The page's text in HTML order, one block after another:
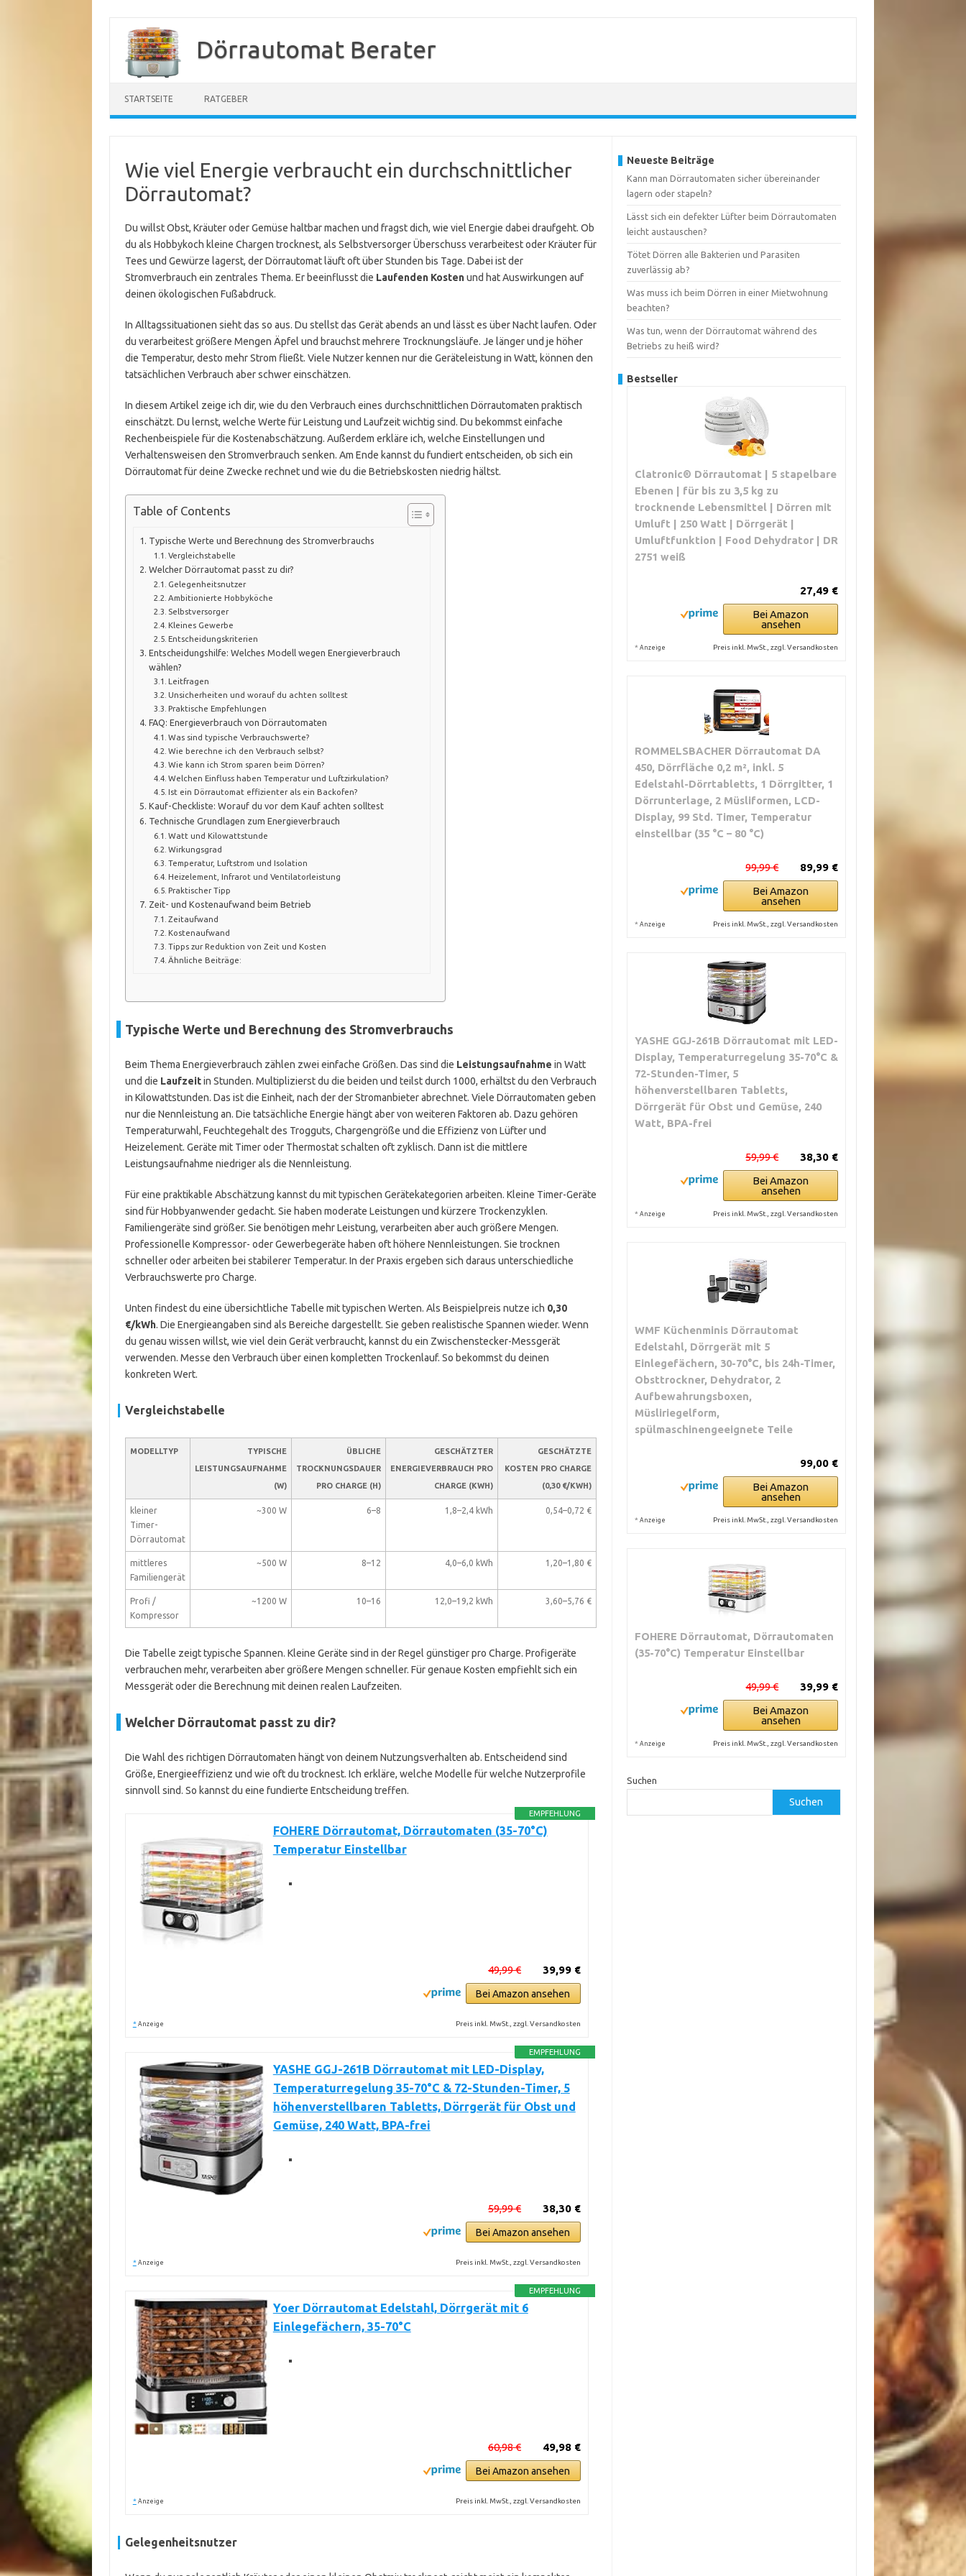
Inhalt
springen
Dörrautomat Berater
STARTSEITE RATGEBER
Wie viel Energie verbraucht ein durchschnittlicher
Dörrautomat?
Du willst Obst, Kräuter oder Gemüse haltbar machen und fragst dich, wie viel Energie dabei draufgeht. Ob
du als Hobbykoch kleine Chargen trocknest, als Selbstversorger Überschuss verarbeitest oder Kräuter für
Tees und Gewürze lagerst, der Dörrautomat läuft oft über Stunden bis Tage. Dabei ist der
Stromverbrauch ein zentrales Thema. Er beeinflusst die Laufenden Kostenund hat Auswirkungen auf
deinen ökologischen Fußabdruck.
In Alltagssituationen sieht das so aus. Du stellst das Gerät abends an und lässt es über Nacht laufen. Oder
du verarbeitest größere Mengen Äpfel und brauchst mehrere Trocknungsläufe. Je länger und je höher
die Temperatur, desto mehr Strom fließt. Viele Nutzer kennen nur die Geräteleistung in Watt, können den
tatsächlichen Verbrauch aber schwer einschätzen.
In diesem Artikel zeige ich dir, wie du den Verbrauch eines durchschnittlichen Dörrautomaten praktisch
einschätzt. Du lernst, welche Werte für Leistung und Laufzeit wichtig sind. Du bekommst einfache
Rechenbeispiele für die Kostenabschätzung. Außerdem erkläre ich, welche Einstellungen und
Verhaltensweisen den Stromverbrauch senken. Am Ende kannst du fundiert entscheiden, ob sich ein
Dörrautomat für deine Zwecke rechnet und wie du die Betriebskosten niedrig hältst.
Table of Contents
Typische Werte und Berechnung des Stromverbrauchs
Vergleichstabelle
Welcher Dörrautomat passt zu dir?
Gelegenheitsnutzer
Ambitionierte Hobbyköche
Selbstversorger
Kleines Gewerbe
Entscheidungskriterien
Entscheidungshilfe: Welches Modell wegen Energieverbrauch
wählen?
Leitfragen
Unsicherheiten und worauf du achten solltest
Praktische Empfehlungen
FAQ: Energieverbrauch von Dörrautomaten
Was sind typische Verbrauchswerte?
Wie berechne ich den Verbrauch selbst?
Wie kann ich Strom sparen beim Dörren?
Welchen Einfluss haben Temperatur und Luftzirkulation?
Ist ein Dörrautomat effizienter als ein Backofen?
Kauf-Checkliste: Worauf du vor dem Kauf achten solltest
Technische Grundlagen zum Energieverbrauch
Watt und Kilowattstunde
Wirkungsgrad
Temperatur, Luftstrom und Isolation
Heizelement, Infrarot und Ventilatorleistung
Praktischer Tipp
Zeit- und Kostenaufwand beim Betrieb
Zeitaufwand
Kostenaufwand
Tipps zur Reduktion von Zeit und Kosten
Ähnliche Beiträge:
Typische Werte und Berechnung des Stromverbrauchs
Beim Thema Energieverbrauch zählen zwei einfache Größen. Das sind die Leistungsaufnahme in Watt
und die Laufzeitin Stunden. Multiplizierst du die beiden und teilst durch 1000, erhältst du den Verbrauch
in Kilowattstunden. Das ist die Einheit, nach der der Stromanbieter abrechnet. Viele Dörrautomaten geben
nur die Nennleistung an. Die tatsächliche Energie hängt aber von weiteren Faktoren ab. Dazu gehören
Temperaturwahl, Feuchtegehalt des Trogguts, Chargengröße und die Effizienz von Lüfter und
Heizelement. Geräte mit Timer oder Thermostat schalten oft zyklisch. Dann ist die mittlere
Leistungsaufnahme niedriger als die Nennleistung.
Für eine praktikable Abschätzung kannst du mit typischen Gerätekategorien arbeiten. Kleine Timer-Geräte
sind für Hobbyanwender gedacht. Sie haben moderate Leistungen und kürzere Trockenzyklen.
Familiengeräte sind größer. Sie benötigen mehr Leistung, verarbeiten aber auch größere Mengen.
Professionelle Kompressor- oder Gewerbegeräte haben oft höhere Nennleistungen. Sie trocknen
schneller oder arbeiten bei stabilerer Temperatur. In der Praxis ergeben sich daraus unterschiedliche
Verbrauchswerte pro Charge.
Unten findest du eine übersichtliche Tabelle mit typischen Werten. Als Beispielpreis nutze ich 0,30
€/kWh. Die Energieangaben sind als Bereiche dargestellt. Sie geben realistische Spannen wieder. Wenn
du genau wissen willst, wie viel dein Gerät verbraucht, kannst du ein Zwischenstecker-Messgerät
verwenden. Messe den Verbrauch über einen kompletten Trockenlauf. So bekommst du deinen
konkreten Wert.
Vergleichstabelle
MODELLTYP
TYPISCHE
LEISTUNGSAUFNAHME
(W)
ÜBLICHE
TROCKNUNGSDAUER
PRO CHARGE (H)
GESCHÄTZTER
ENERGIEVERBRAUCH PRO
CHARGE (KWH)
GESCHÄTZTE
KOSTEN PRO CHARGE
(0,30 €/KWH)
kleiner
Timer-
Dörrautomat
~300 W 6–8 1,8–2,4 kWh 0,54–0,72 €
mittleres
Familiengerät
~500 W 8–12 4,0–6,0 kWh 1,20–1,80 €
Profi /
Kompressor
~1200 W 10–16 12,0–19,2 kWh 3,60–5,76 €
Die Tabelle zeigt typische Spannen. Kleine Geräte sind in der Regel günstiger pro Charge. Profigeräte
verbrauchen mehr, verarbeiten aber größere Mengen schneller. Für genaue Kosten empfiehlt sich ein
Messgerät oder die Berechnung mit deinen realen Laufzeiten.
Welcher Dörrautomat passt zu dir?
Die Wahl des richtigen Dörrautomaten hängt von deinem Nutzungsverhalten ab. Entscheidend sind
Größe, Energieeffizienz und wie oft du trocknest. Ich erkläre, welche Modelle für welche Nutzerprofile
sinnvoll sind. So kannst du eine fundierte Entscheidung treffen.
EMPFEHLUNG
FOHERE Dörrautomat, Dörrautomaten (35-70°C)
Temperatur Einstellbar
39,99 €
49,99 €
Bei Amazon ansehen
* Anzeige Preis inkl. MwSt., zzgl. Versandkosten
EMPFEHLUNG
YASHE GGJ-261B Dörrautomat mit LED-Display,
Temperaturregelung 35-70°C & 72-Stunden-Timer, 5
höhenverstellbaren Tabletts, Dörrgerät für Obst und
Gemüse, 240 Watt, BPA-frei
38,30 €
59,99 €
Bei Amazon ansehen
* Anzeige Preis inkl. MwSt., zzgl. Versandkosten
EMPFEHLUNG
Yoer Dörrautomat Edelstahl, Dörrgerät mit 6
Einlegefächern, 35-70°C
49,98 €
60,98 €
Bei Amazon ansehen
* Anzeige Preis inkl. MwSt., zzgl. Versandkosten
Gelegenheitsnutzer
Neueste Beiträge
Kann man Dörrautomaten sicher übereinander
lagern oder stapeln?
Lässt sich ein defekter Lüfter beim Dörrautomaten
leicht austauschen?
Tötet Dörren alle Bakterien und Parasiten
zuverlässig ab?
Was muss ich beim Dörren in einer Mietwohnung
beachten?
Was tun, wenn der Dörrautomat während des
Betriebs zu heiß wird?
Bestseller
Clatronic® Dörrautomat | 5 stapelbare
Ebenen | für bis zu 3,5 kg zu
trocknende Lebensmittel | Dörren mit
Umluft | 250 Watt | Dörrgerät |
Umluftfunktion | Food Dehydrator | DR
2751 weiß
27,49 €
Bei Amazon
ansehen
* Anzeige Preis inkl. MwSt., zzgl. Versandkosten
ROMMELSBACHER Dörrautomat DA
450, Dörrfläche 0,2 m², inkl. 5
Edelstahl-Dörrtabletts, 1 Dörrgitter, 1
Dörrunterlage, 2 Müsliformen, LCD-
Display, 99 Std. Timer, Temperatur
einstellbar (35 °C – 80 °C)
89,99 €
99,99 €
Bei Amazon
ansehen
* Anzeige Preis inkl. MwSt., zzgl. Versandkosten
YASHE GGJ-261B Dörrautomat mit LED-
Display, Temperaturregelung 35-70°C &
72-Stunden-Timer, 5
höhenverstellbaren Tabletts,
Dörrgerät für Obst und Gemüse, 240
Watt, BPA-frei
38,30 €
59,99 €
Bei Amazon
ansehen
* Anzeige Preis inkl. MwSt., zzgl. Versandkosten
WMF Küchenminis Dörrautomat
Edelstahl, Dörrgerät mit 5
Einlegefächern, 30-70°C, bis 24h-Timer,
Obsttrockner, Dehydrator, 2
Aufbewahrungsboxen,
Müsliriegelform,
spülmaschinengeeignete Teile
99,00 €
Bei Amazon
ansehen
* Anzeige Preis inkl. MwSt., zzgl. Versandkosten
FOHERE Dörrautomat, Dörrautomaten
(35-70°C) Temperatur Einstellbar
39,99 €
49,99 €
Bei Amazon
ansehen
* Anzeige Preis inkl. MwSt., zzgl. Versandkosten
Suchen
Suchen